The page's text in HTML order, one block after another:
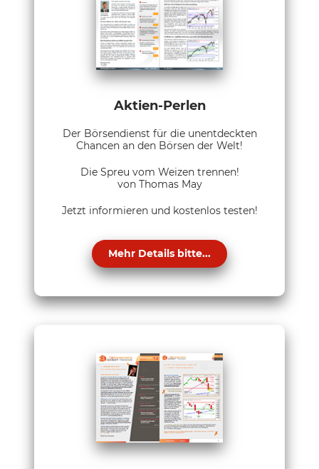
Aktien-Perlen
Der Börsendienst für die unentdeckten
Chancen an den Börsen der Welt!
Die Spreu vom Weizen trennen!
von Thomas May
Jetzt informieren und kostenlos testen!
Mehr Details bitte...